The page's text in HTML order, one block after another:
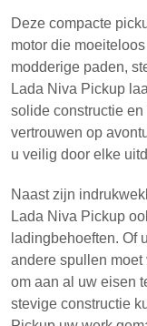
Deze compacte
motor die
modderige paden,
Lada Niva Pickup
solide constructie
vertrouwen op
u veilig door elke
Naast zijn
Lada Niva Pickup
ladingbehoeften. Of
andere spullen
om aan al uw eisen
stevige constructie